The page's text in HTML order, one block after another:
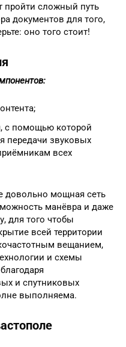
пройти сложный путь
документов для того,
оно того стоит!
с помощью которой
передачи звуковых
всех
довольно мощная сеть
манёвра и даже
для того чтобы
всей территории
вещанием,
и схемы
и спутниковых
выполняема.